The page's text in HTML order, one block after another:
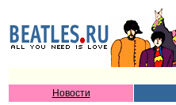
Новости